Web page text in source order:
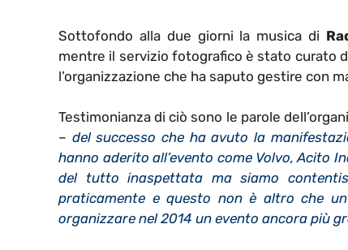
Sottofondo alla due giorni la musica di
mentre il servizio fotografico è stato curato
l’organizzazione che ha saputo gestire con
Testimonianza di ciò sono le parole
– del successo che ha avuto la
hanno aderito all’evento come Volvo, Acito
del tutto inaspettata ma siamo
praticamente e questo non è altro che
organizzare nel 2014 un evento ancora più